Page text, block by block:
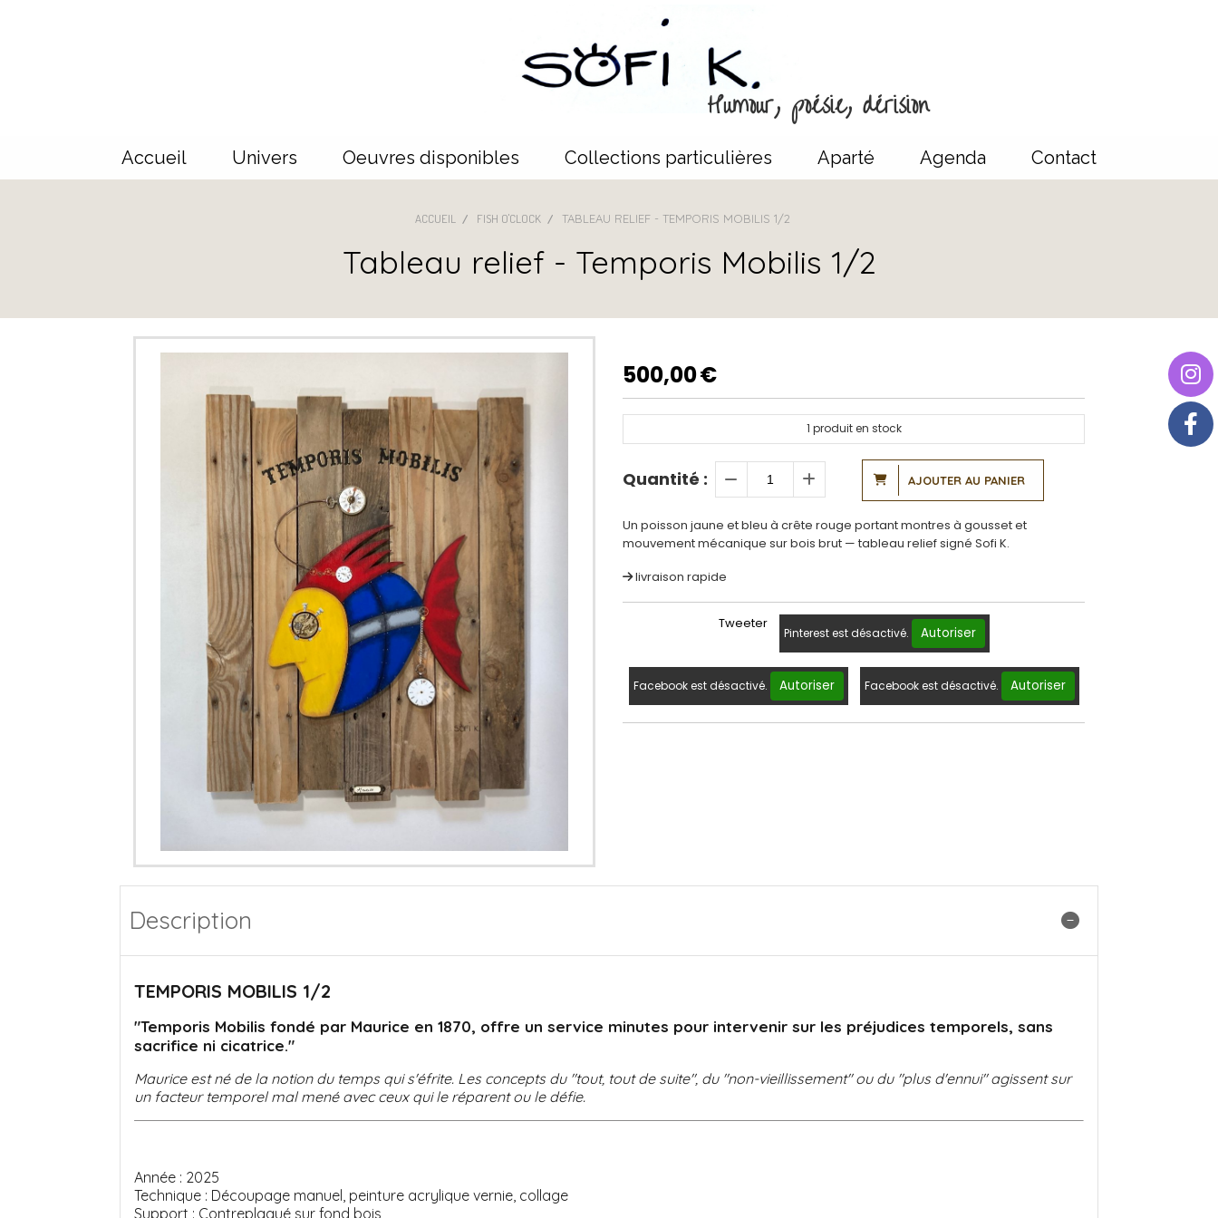
Humour, poésie, dérision
Accueil Univers Oeuvres disponibles Collections particulières Aparté Agenda Contact
ACCUEIL FISH O'CLOCK TABLEAU RELIEF - TEMPORIS MOBILIS 1/2
Tableau relief - Temporis Mobilis 1/2
500,00€
1 produit en stock
Quantité : AJOUTER AU PANIER
Un poisson jaune et bleu à crête rouge portant montres à gousset et
mouvement mécanique sur bois brut — tableau relief signé Sofi K.
livraison rapide
Tweeter
Pinterest est désactivé. Autoriser
Facebook est désactivé. Autoriser Facebook est désactivé. Autoriser
Description
TEMPORIS MOBILIS 1/2
"Temporis Mobilis fondé par Maurice en 1870, offre un service minutes pour intervenir sur les préjudices temporels, sans
sacrifice ni cicatrice."
Maurice est né de la notion du temps qui s'éfrite. Les concepts du "tout, tout de suite", du "non-vieillissement" ou du "plus d'ennui" agissent sur
un facteur temporel mal mené avec ceux qui le réparent ou le défie.
Année : 2025
Technique : Découpage manuel, peinture acrylique vernie, collage
Support : Contreplaqué sur fond bois